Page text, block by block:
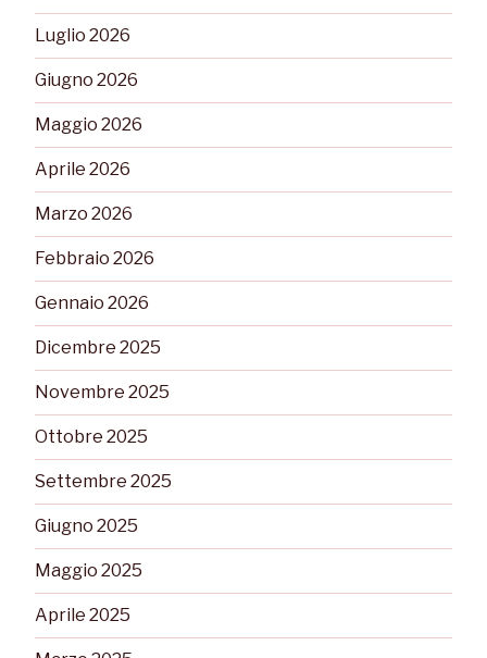
Luglio 2026
Giugno 2026
Maggio 2026
Aprile 2026
Marzo 2026
Febbraio 2026
Gennaio 2026
Dicembre 2025
Novembre 2025
Ottobre 2025
Settembre 2025
Giugno 2025
Maggio 2025
Aprile 2025